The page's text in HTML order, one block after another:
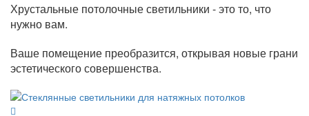
Хрустальные потолочные светильники - это то, что
нужно вам.
Ваше помещение преобразится, открывая новые грани
эстетического совершенства.